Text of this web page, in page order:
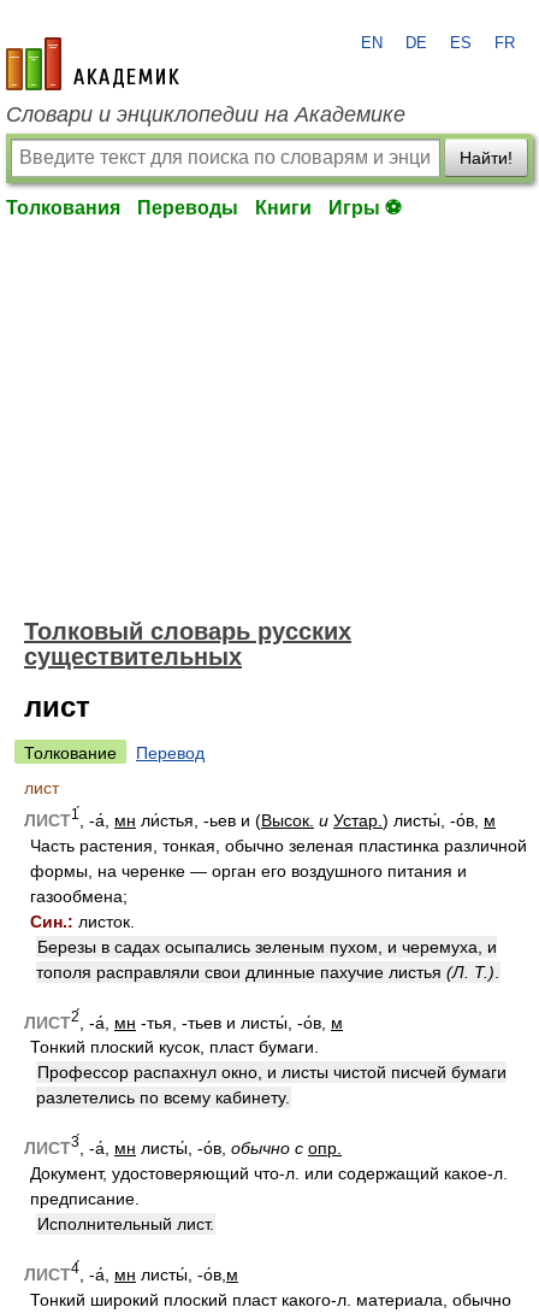
academic.ru
EN DE ES FR
Словари и энциклопедии на Академике
Найти!
Толкования Переводы Книги Игры ⚽
Толковый словарь русских
существительных
лист
Толкование
Перевод
лист
ЛИСТ1́ , -а́, мн ли́стья, -ьев и (Высок. и Устар. ) листы́, -о́в, м
Часть растения, тонкая, обычно зеленая пластинка различной
формы, на черенке — орган его воздушного питания и
газообмена;
Син.: листок.
Березы в садах осыпались зеленым пухом, и черемуха, и
тополя расправляли свои длинные пахучие листья (Л. Т.)
ЛИСТ2́ , -а́, мн -тья, -тьев и листы́, -о́в, м
Тонкий плоский кусок, пласт бумаги.
Профессор распахнул окно, и листы чистой писчей бумаги
разлетелись по всему кабинету.
ЛИСТ3́ , -а́, мн листы́, -о́в, обычно с опр.
Документ, удостоверяющий что-л. или содержащий какое-л.
предписание.
Исполнительный лист.
ЛИСТ4́ , -а́, мн листы́, -о́в, м
Тонкий широкий плоский пласт какого-л. материала, обычно